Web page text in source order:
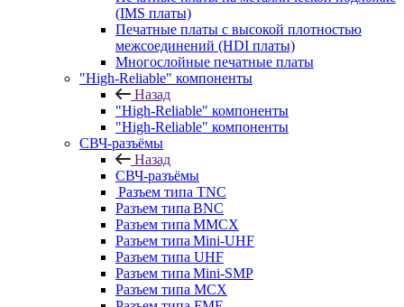
(IMS платы)
Печатные платы с высокой плотностью
межсоединений (HDI платы)
Многослойные печатные платы
"High-Reliable" компоненты
Назад
"High-Reliable" компоненты
"High-Reliable" компоненты
СВЧ-разъёмы
Назад
СВЧ-разъёмы
Разъем типа TNC
Разъем типа BNC
Разъем типа MMCX
Разъем типа Mini-UHF
Разъем типа UHF
Разъем типа Mini-SMP
Разъем типа MCX